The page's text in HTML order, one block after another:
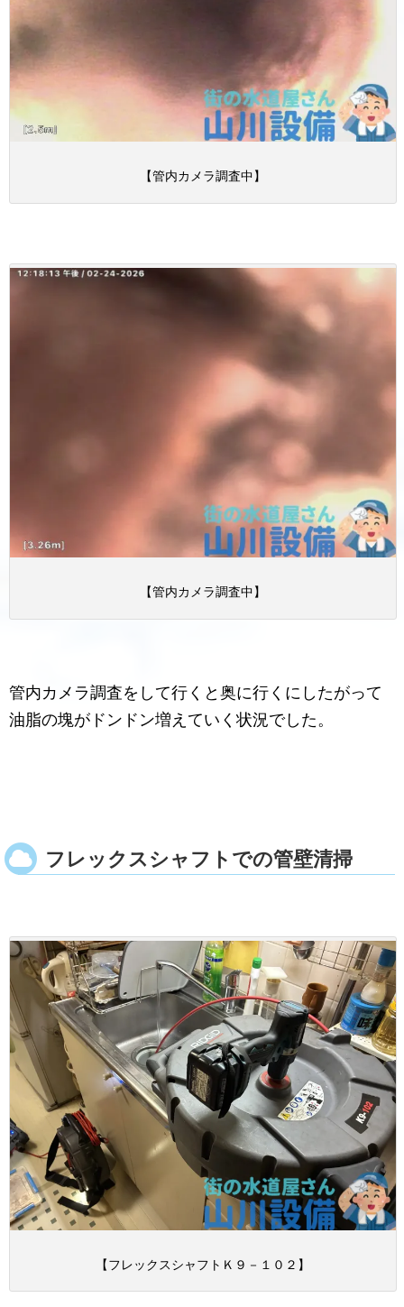
【管内カメラ調査中】
【管内カメラ調査中】
管内カメラ調査をして行くと奥に行くにしたがって
油脂の塊がドンドン増えていく状況でした。
フレックスシャフトでの管壁清掃
【フレックスシャフトＫ９－１０２】